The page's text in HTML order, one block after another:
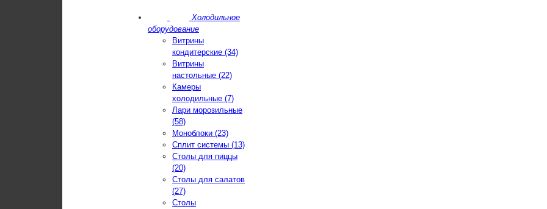
Холодильное
оборудование
Витрины
кондитерские (34)
Витрины
настольные (22)
Камеры
холодильные (7)
Лари морозильные
(58)
Моноблоки (23)
Сплит системы (13)
Столы для пиццы
(20)
Столы для салатов
(27)
Столы